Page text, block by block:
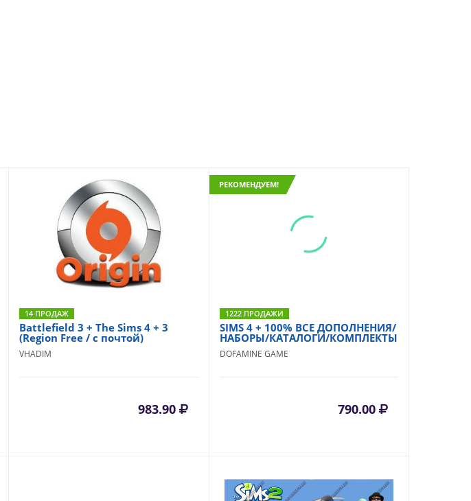
14 ПРОДАЖ
Battlefield 3 + The Sims 4 + 3
(Region Free / с почтой)
VHADIM
983.90
РЕКОМЕНДУЕМ!
1222 ПРОДАЖИ
SIMS 4 + 100% ВСЕ ДОПОЛНЕНИЯ/
НАБОРЫ/КАТАЛОГИ/КОМПЛЕКТЫ
DOFAMINE GAME
790.00